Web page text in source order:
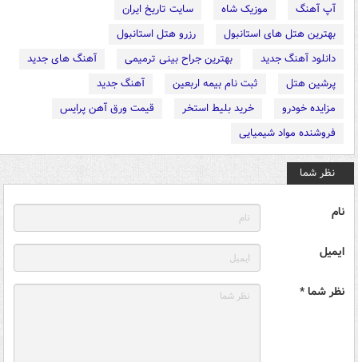
آپ آهنگ موزیک شاه
سایت تاریخ ایران
بهترین هتل های استانبول
رزرو هتل استانبول
دانلود آهنگ جدید
بهترین جراح بینی ترمیمی
آهنگ های جدید
پرشین هتل
ثبت نام بیمه اربعین
آهنگ جدید
مزایده خودرو
خرید بلیط استخر
قیمت ورق آهن پرایس
فروشنده مواد شیمیایی
نظر شما
نام
ایمیل
نظر شما *